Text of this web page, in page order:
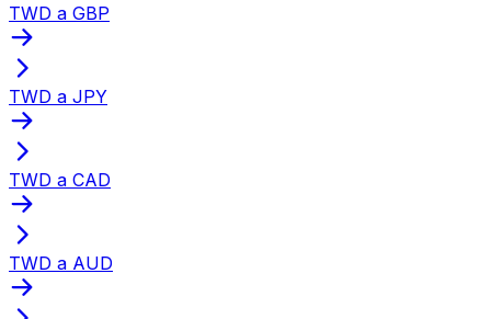
TWD a GBP
TWD a JPY
TWD a CAD
TWD a AUD